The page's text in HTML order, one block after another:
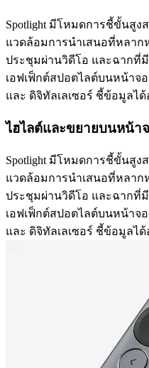
Spotlight มีโหมดการชี้ขั้นสู
แวดล้อมการนำเสนอที่หลาก
ประชุมผ่านวิดีโอ และฉากที่
เอฟเฟ็กต์สปอตไลต์บนหน้าจ
และ ดิจิทัลเลเซอร์ ชี้ข้อมูลไ
ไฮไลต์และขยายบนหน้า
Spotlight มีโหมดการชี้ขั้นสู
แวดล้อมการนำเสนอที่หลาก
ประชุมผ่านวิดีโอ และฉากที่
เอฟเฟ็กต์สปอตไลต์บนหน้าจ
และ ดิจิทัลเลเซอร์ ชี้ข้อมูลไ